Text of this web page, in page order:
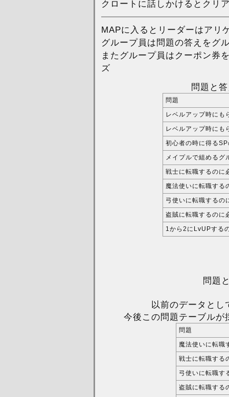
クロートに話しかけるとクリ
MAPに入るとリーダーはアリ
グループ員は問題の答えをグ
またグループ員はクーポン券
ズ
問題と
問題
レベルアップ時にも
レベルアップ時にも
初心者の時に得る
メイプルで組めるグ
戦士に転職するのに
魔法使いに転職する
弓使いに転職するの
盗賊に転職するのに
1から2にLvUPする
問題
以前のデータとし
今後この問題テーブル
問題
魔法使いに転職
戦士に転職する
弓使いに転職す
盗賊に転職する